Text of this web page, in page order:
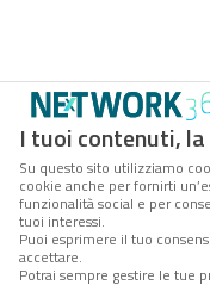
I tuoi contenuti,
Su questo sito utilizziamo
cookie anche per fornirti
funzionalità social e per
tuoi interessi.
Puoi esprimere il tuo
accettare.
Potrai sempre gestire le tue